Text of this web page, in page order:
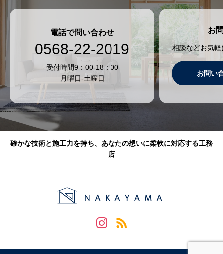
電話で問い合わせ
0568-22-2019
受付時間9：00-18：00
月曜日-土曜日
お
相談などお気
お問い
確かな技術と施工力を持ち、あなたの想いに柔軟に対応する工務
店